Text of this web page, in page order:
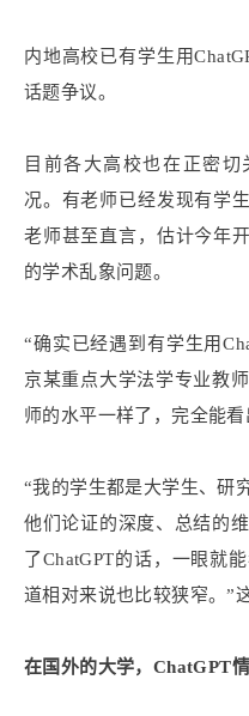
内地高校已有学生用
话题争议。
目前各大高校也在正密切
况。有老师已经发现有学
老师甚至直言，估计今年
的学术乱象问题。
“确实已经遇到有学生用
京某重点大学法学专业教
师的水平一样了，完全能看
“我的学生都是大学生、研
他们论证的深度、总结的
了ChatGPT的话，一眼就
道相对来说也比较狭窄。”
在国外的大学，ChatGPT情